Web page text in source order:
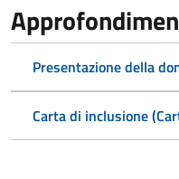
Presentazione della
Carta di inclusione